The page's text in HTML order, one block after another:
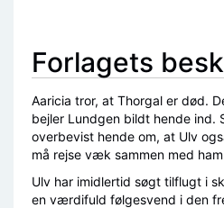
Forlagets
Aaricia tror, at Thorgal er død.
bejler Lundgen bildt hende ind.
overbevist hende om, at Ulv
må rejse væk sammen med
Ulv har imidlertid søgt tilflugt i
en værdifuld følgesvend i den